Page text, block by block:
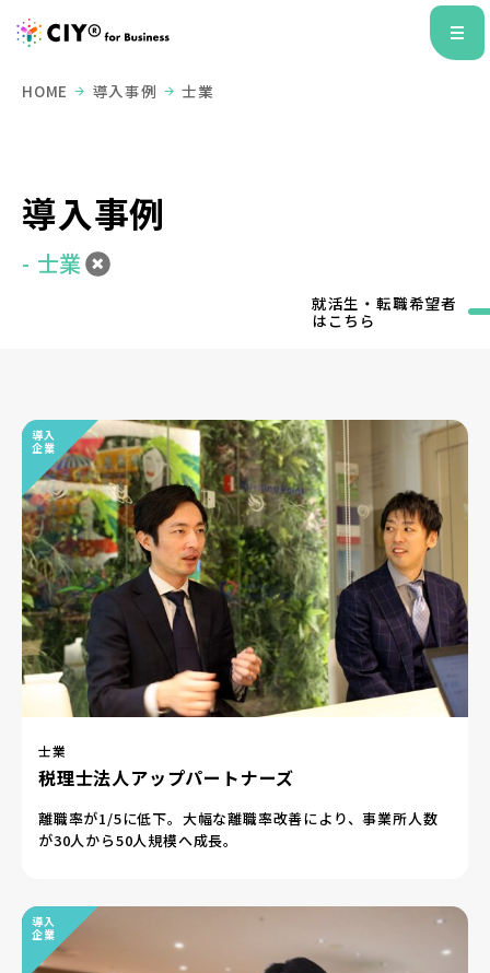
HOME 導入事例 士業
導入事例
- 士業
就活生・転職希望者
はこちら
導入
企業
士業
税理士法人アップパートナーズ
離職率が1/5に低下。大幅な離職率改善により、事業所人数
が30人から50人規模へ成長。
導入
企業